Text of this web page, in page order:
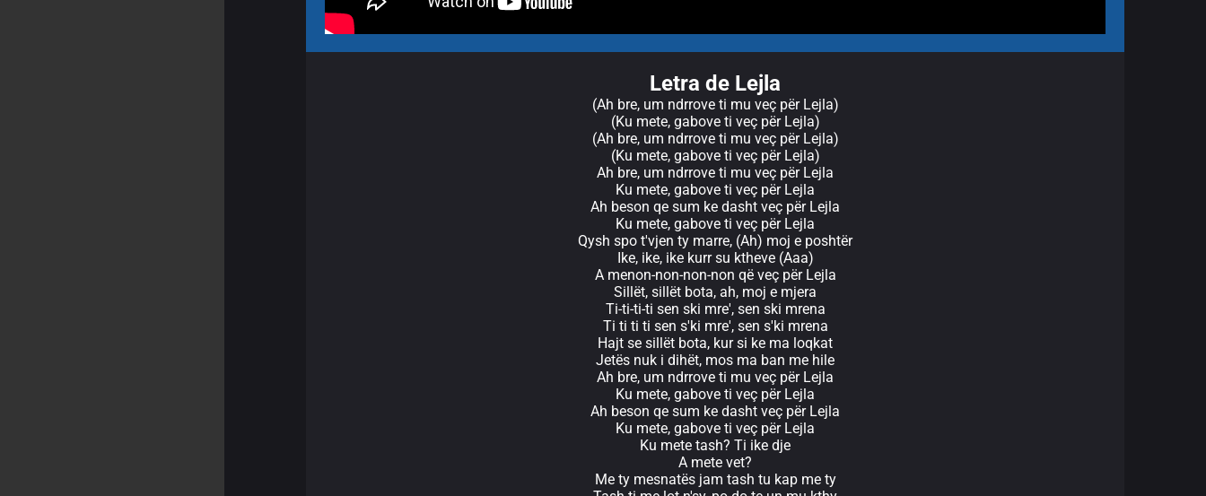
Letra de Lejla
(Ah bre, um ndrrove ti mu veç për Lejla)
(Ku mete, gabove ti veç për Lejla)
(Ah bre, um ndrrove ti mu veç për Lejla)
(Ku mete, gabove ti veç për Lejla)
Ah bre, um ndrrove ti mu veç për Lejla
Ku mete, gabove ti veç për Lejla
Ah beson qe sum ke dasht veç për Lejla
Ku mete, gabove ti veç për Lejla
Qysh spo t'vjen ty marre, (Ah) moj e poshtër
Ike, ike, ike kurr su ktheve (Aaa)
A menon-non-non-non që veç për Lejla
Sillët, sillët bota, ah, moj e mjera
Ti-ti-ti-ti sen ski mre', sen ski mrena
Ti ti ti ti sen s'ki mre', sen s'ki mrena
Hajt se sillët bota, kur si ke ma loqkat
Jetës nuk i dihët, mos ma ban me hile
Ah bre, um ndrrove ti mu veç për Lejla
Ku mete, gabove ti veç për Lejla
Ah beson qe sum ke dasht veç për Lejla
Ku mete, gabove ti veç për Lejla
Ku mete tash? Ti ike dje
A mete vet?
Me ty mesnatës jam tash tu kap me ty